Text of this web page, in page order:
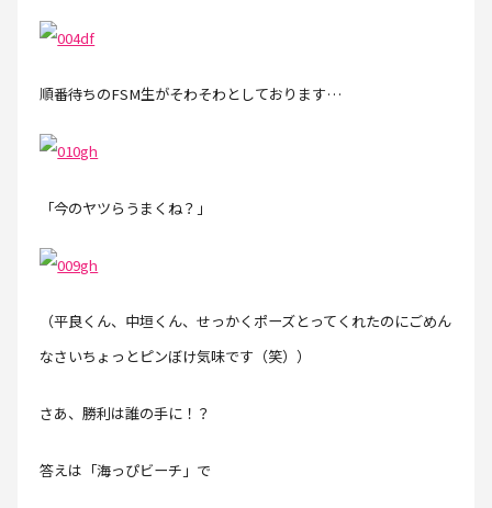
順番待ちのFSM生がそわそわとしております…
「今のヤツらうまくね？」
（平良くん、中垣くん、せっかくポーズとってくれたのにごめん
なさいちょっとピンぼけ気味です（笑））
さあ、勝利は誰の手に！？
答えは「海っぴビーチ」で